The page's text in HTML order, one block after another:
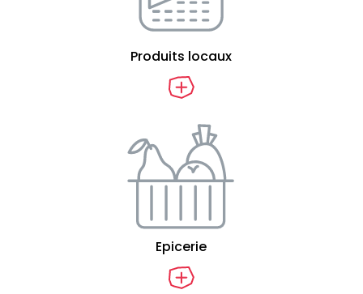
Produits locaux
Epicerie